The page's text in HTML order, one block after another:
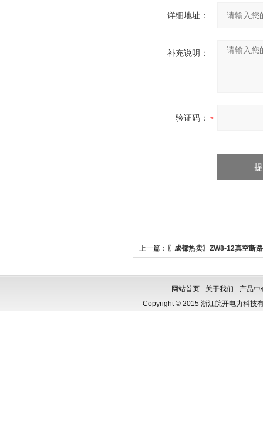
详细地址：
补充说明：
验证码：
上一篇： 〖成都热卖〗ZW8-12真空断
网站首页 - 关于我们 - 产品中
Copyright © 2015 浙江皖开电力科技